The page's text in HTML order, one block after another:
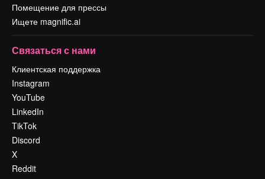
Помещение для прессы
Ищете magnific.ai
Связаться с нами
Клиентская поддержка
Instagram
YouTube
LinkedIn
TikTok
Discord
X
Reddit